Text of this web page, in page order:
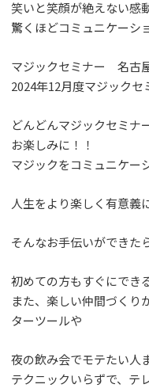
笑いと笑顔が絶えない感
驚くほどコミュニケーシ
マジックセミナー 名古
2024年12月度マジック
どんどんマジックセミナ
お楽しみに！！
マジックをコミュニケー
人生をより楽しく有意義
そんなお手伝いができた
初めての方もすぐにでき
また、楽しい仲間づくり
ターツールや
夜の飲み会でモテたい人
テクニックいらずで、テ